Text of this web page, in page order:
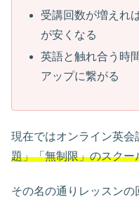
受講回数が増えれ
が安くなる
英語と触れ合う時
アップに繋がる
現在ではオンライン英会
題」「無制限」のスクー
その名の通りレッスン